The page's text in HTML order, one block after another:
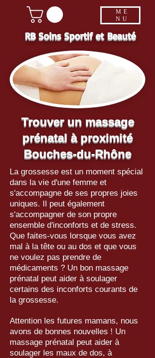
RB Soins Sportif et Beauté
ME
NU
Trouver un massage
prénatal à proximité
Bouches-du-Rhône
La grossesse est un moment spécial
dans la vie d'une femme et
s'accompagne de ses propres joies
uniques. Il peut également
s'accompagner de son propre
ensemble d'inconforts et de stress.
Que faites-vous lorsque vous avez
mal à la tête ou au dos et que vous
ne voulez pas prendre de
médicaments ? Un bon massage
prénatal peut aider à soulager
certains des inconforts courants de
la grossesse.
Attention les futures mamans, nous
avons de bonnes nouvelles ! Un
massage prénatal peut aider à
soulager les maux de dos, à